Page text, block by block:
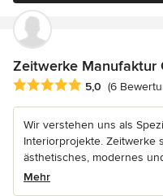
Zeitwerke Manufaktur
Durchschnittliche
5,0 (6
Wir verstehen uns als
Interiorprojekte. Zeitwerke
ästhetisches, modernes
Mehr